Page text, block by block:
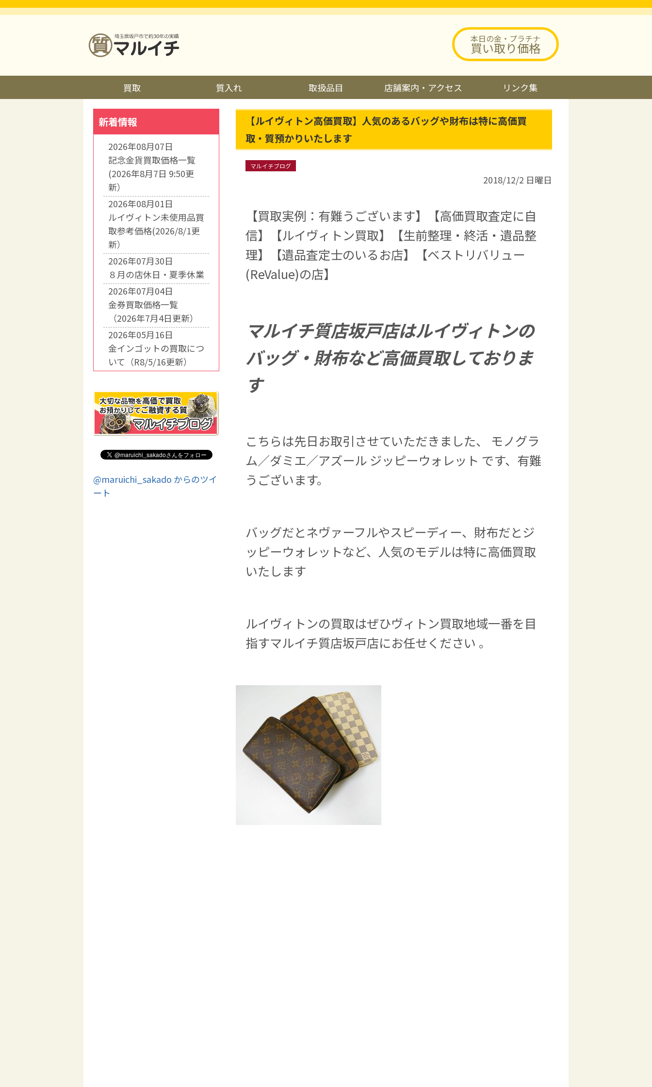
本日の金・プラチナ
買い取り価格
買取 質入れ 取扱品目 店舗案内・アクセス リンク集
【ルイヴィトン高価買取】人気のあるバッグや財布は特に高価買
取・質預かりいたします
マルイチブログ
2018/12/2 日曜日
【買取実例：有難うございます】【高価買取査定に自
信】【ルイヴィトン買取】【生前整理・終活・遺品整
理】【遺品査定士のいるお店】【ベストリバリュー
(ReValue)の店】
マルイチ質店坂戸店はルイヴィトンの
バッグ・財布など高価買取しておりま
す
こちらは先日お取引させていただきました、 モノグラ
ム／ダミエ／アズール ジッピーウォレット です、有難
うございます。
バッグだとネヴァーフルやスピーディー、財布だとジ
ッピーウォレットなど、人気のモデルは特に高価買取
いたします
ルイヴィトンの買取はぜひヴィトン買取地域一番を目
指すマルイチ質店坂戸店にお任せください 。
新着情報
2026年08月07日
記念金貨買取価格一覧
(2026年8月7日 9:50更
新）
2026年08月01日
ルイヴィトン未使用品買
取参考価格(2026/8/1更
新）
2026年07月30日
８月の店休日・夏季休業
2026年07月04日
金券買取価格一覧
（2026年7月4日更新）
2026年05月16日
金インゴットの買取につ
いて（R8/5/16更新）
@maruichi_sakado からのツイ
ート